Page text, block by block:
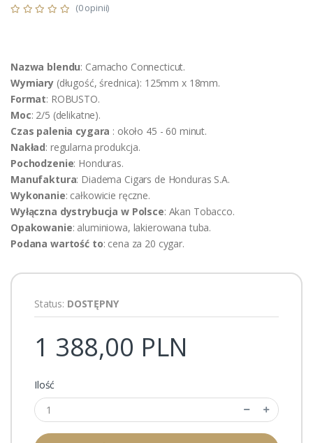
(0 opinii)
Nazwa blendu: Camacho Connecticut.
Wymiary (długość, średnica): 125mm x 18mm.
Format: ROBUSTO.
Moc: 2/5 (delikatne).
Czas palenia cygara : około 45 - 60 minut.
Nakład: regularna produkcja.
Pochodzenie: Honduras.
Manufaktura: Diadema Cigars de Honduras S.A.
Wykonanie: całkowicie ręczne.
Wyłączna dystrybucja w Polsce: Akan Tobacco.
Opakowanie: aluminiowa, lakierowana tuba.
Podana wartość to: cena za 20 cygar.
Status: DOSTĘPNY
1 388,00 PLN
Ilość